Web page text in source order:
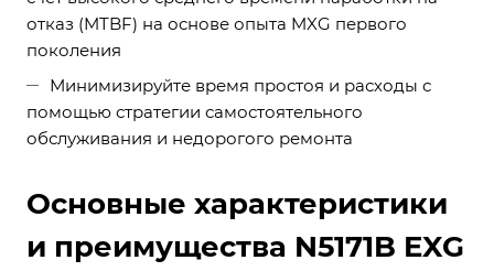
отказ (MTBF) на основе опыта MXG первого
поколения
Минимизируйте время простоя и расходы с
помощью стратегии самостоятельного
обслуживания и недорогого ремонта
Основные характеристики
и преимущества N5171B EXG